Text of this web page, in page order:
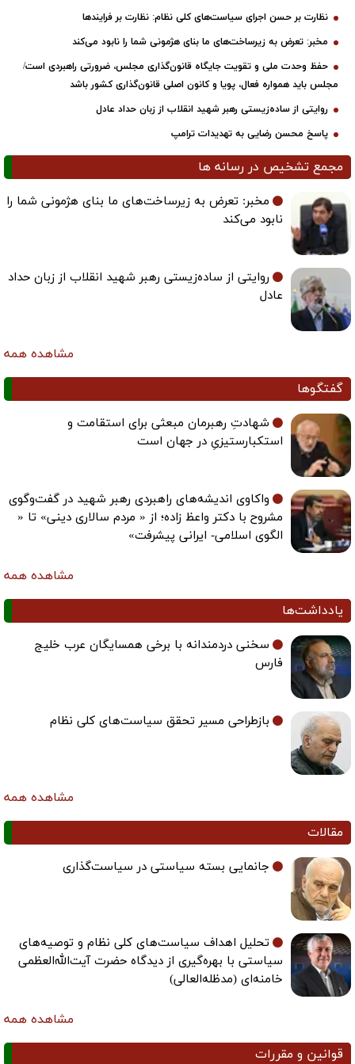
نظارت بر حسن اجرای سیاست‌های کلی نظام: نظارت بر فرایندها
مخبر: تعرض به زیرساخت‌های ما بنای هژمونی شما را نابود می‌کند
حفظ وحدت ملی و تقویت جایگاه قانون‌گذاری مجلس، ضرورتی راهبردی است/
مجلس باید همواره فعال، پویا و کانون اصلی قانون‌گذاری کشور باشد
روایتی از ساده‌زیستی رهبر شهید انقلاب از زبان حداد عادل
پاسخ محسن رضایی به تهدیدات ترامپ
مجمع تشخیص در رسانه ها
مخبر: تعرض به زیرساخت‌های ما بنای هژمونی شما را
نابود می‌کند
روایتی از ساده‌زیستی رهبر شهید انقلاب از زبان حداد
عادل
مشاهده همه
گفتگوها
شهادتِ رهبرمان مبعثی برای استقامت و
استکبارستیزیِ در جهان است
واکاوی اندیشه‌های راهبردی رهبر شهید در گفت‌وگوی
مشروح با دکتر واعظ زاده؛ از « مردم سالاری دینی» تا «
الگوی اسلامی- ایرانی پیشرفت»
مشاهده همه
یادداشت‌ها
سخنی دردمندانه با برخی همسایگان عرب خلیج
فارس
بازطراحی مسیر تحقق سیاست‌های کلی نظام
مشاهده همه
مقالات
جانمایی بسته سیاستی در سیاست‌گذاری
تحلیل اهداف سیاست‌های کلی نظام و توصیه‌های
سیاستی با بهره‌گیری از دیدگاه حضرت آیت‌الله‌العظمی
خامنه‌ای (مدظله‌العالی)
مشاهده همه
قوانین و مقررات